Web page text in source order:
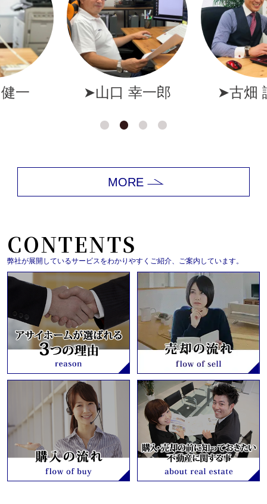
郎 ➤古畑 誠一郎 ➤岩井
MORE
CONTENTS
弊社が展開しているサービスをわかりやすくご紹介、ご案内しています。